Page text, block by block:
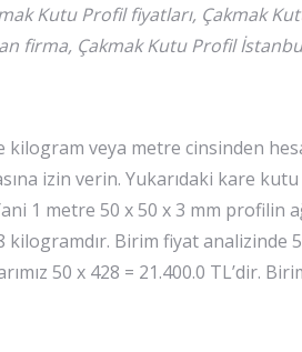
Kutu Profil fiyatları, Çakmak
firma, Çakmak Kutu Profil
veya metre cinsinden
izin verin. Yukarıdaki kare
1 metre 50 x 50 x 3 mm profilin
Birim fiyat analizinde
50 x 428 = 21.400.0 TL’dir.